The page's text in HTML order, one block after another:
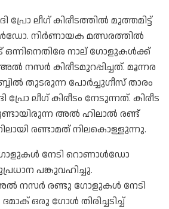
പ്രോ ലീഗ് കിരീടത്തിൽ മുത്തമിട്ട്
നിർണായക മത്സരത്തിൽ
നാല് ഗോളുകൾക്ക്
നസർ കിരീടമുറപ്പിച്ചത്. മൂന്നര
തുടരുന്ന പോർച്ചുഗീസ് താരം
ലീഗ് കിരീടം നേടുന്നത്. കിരീട
അൽ ഹിലാൽ രണ്ട്
രണ്ടാമത് നിലകൊള്ളുന്നു.
നേടി റൊണാൾഡോ
പങ്കുവഹിച്ചു.
നസർ രണ്ടു ഗോളുകൾ നേടി
ഒരു ഗോൾ തിരിച്ചടിച്ച്